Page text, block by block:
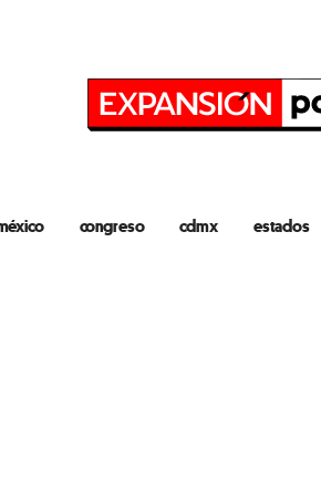
congreso cdmx estados